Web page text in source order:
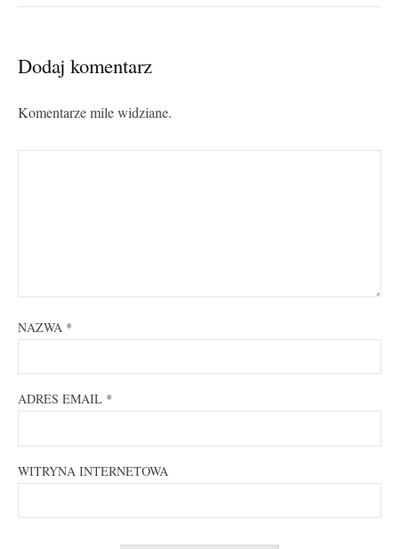
Dodaj komentarz
Komentarze mile widziane.
NAZWA *
ADRES EMAIL *
WITRYNA INTERNETOWA